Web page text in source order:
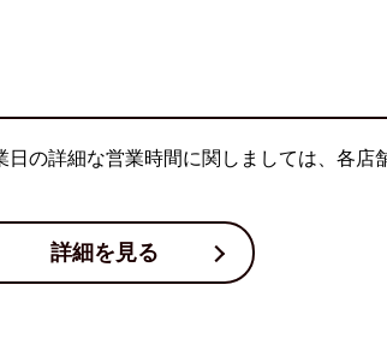
の詳細な営業時間に関しましては、各店
詳細を見る